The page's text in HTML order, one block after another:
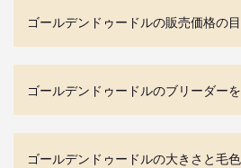
ゴールデンドゥードルの販売価格の
ゴールデンドゥードルのブリーダー
ゴールデンドゥードルの大きさと毛色